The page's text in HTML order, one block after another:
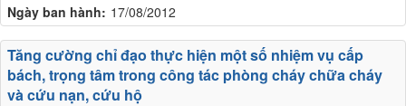
Ngày ban hành: 17/08/2012
Tăng cường chỉ đạo thực hiện một số nhiệm vụ cấp
bách, trọng tâm trong công tác phòng cháy chữa cháy
và cứu nạn, cứu hộ